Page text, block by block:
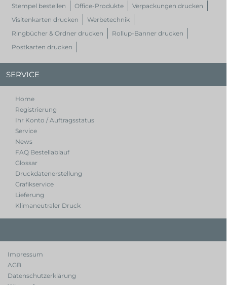
Stempel bestellen
Office-Produkte
Verpackungen drucken
Visitenkarten drucken
Werbetechnik
Ringbücher & Ordner drucken
Rollup-Banner drucken
Postkarten drucken
SERVICE
Home
Registrierung
Ihr Konto / Auftragsstatus
Service
News
FAQ Bestellablauf
Glossar
Druckdatenerstellung
Grafikservice
Lieferung
Klimaneutraler Druck
Impressum
AGB
Datenschutzerklärung